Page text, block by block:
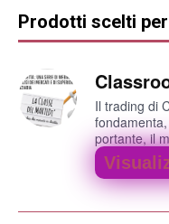
Prodotti scelti
Il trading di
portante, il